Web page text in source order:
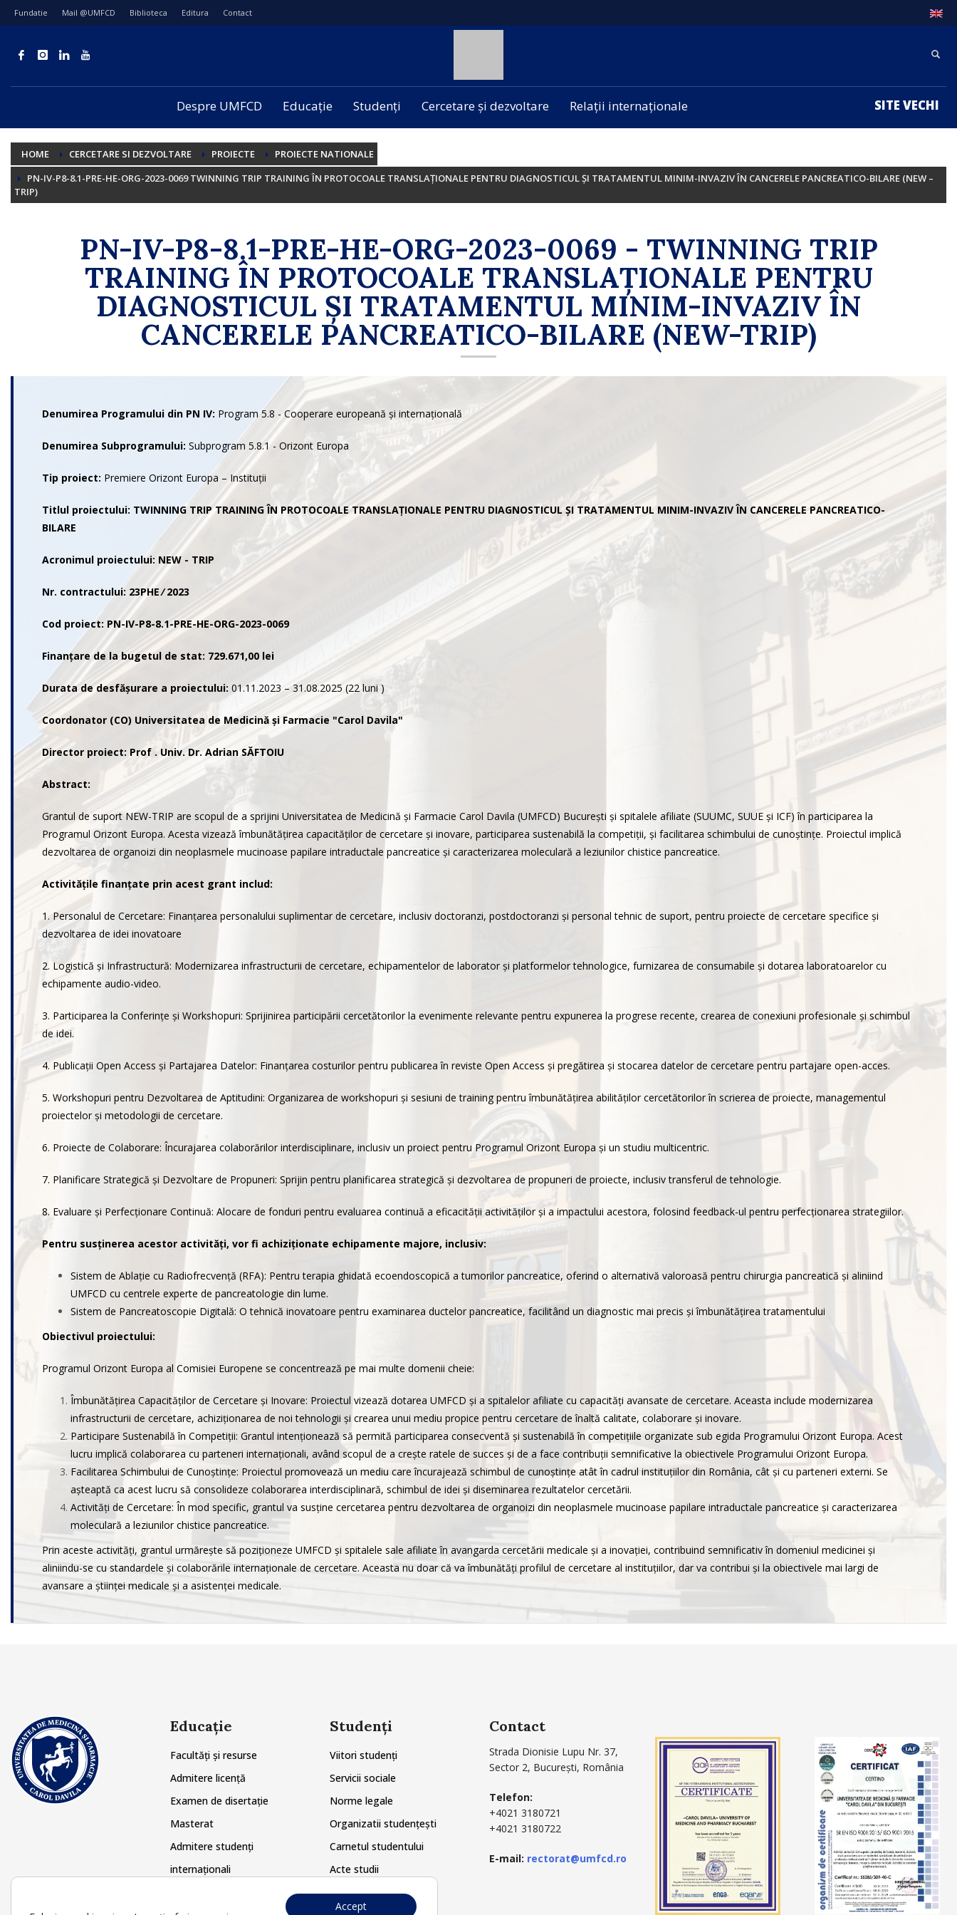
Fundatie Mail @UMFCD Biblioteca Editura Contact
Despre UMFCD Educație Studenți Cercetare și dezvoltare Relații internaționale SITE VECHI
HOME CERCETARE SI DEZVOLTARE PROIECTE
PROIECTE NATIONALE
PN-IV-P8-8.1-PRE-HE-ORG-2023-0069 TWINNING TRIP TRAINING ÎN PROTOCOALE TRANSLAȚIONALE PENTRU DIAGNOSTICUL ȘI TRATAMENTUL MINIM-INVAZIV ÎN CANCERELE PANCREATICO-BILARE (NEW –
TRIP)
PN-IV-P8-8.1-PRE-HE-ORG-2023-0069 - TWINNING TRIP
TRAINING ÎN PROTOCOALE TRANSLAȚIONALE PENTRU
DIAGNOSTICUL ȘI TRATAMENTUL MINIM-INVAZIV ÎN
CANCERELE PANCREATICO-BILARE (NEW-TRIP)
Denumirea Programului din PN IV: Program 5.8 - Cooperare europeană și internațională
Denumirea Subprogramului: Subprogram 5.8.1 - Orizont Europa
Tip proiect: Premiere Orizont Europa – Instituții
Titlul proiectului: TWINNING TRIP TRAINING ÎN PROTOCOALE TRANSLAȚIONALE PENTRU DIAGNOSTICUL ȘI TRATAMENTUL MINIM-INVAZIV ÎN CANCERELE PANCREATICO-
BILARE
Acronimul proiectului: NEW - TRIP
Nr. contractului: 23PHE ⁄ 2023
Cod proiect: PN-IV-P8-8.1-PRE-HE-ORG-2023-0069
Finanțare de la bugetul de stat: 729.671,00 lei
Durata de desfășurare a proiectului: 01.11.2023 – 31.08.2025 (22 luni )
Coordonator (CO) Universitatea de Medicină și Farmacie "Carol Davila"
Director proiect: Prof . Univ. Dr. Adrian SĂFTOIU
Abstract:
Grantul de suport NEW-TRIP are scopul de a sprijini Universitatea de Medicină și Farmacie Carol Davila (UMFCD) București și spitalele afiliate (SUUMC, SUUE și ICF) în participarea la
Programul Orizont Europa. Acesta vizează îmbunătățirea capacităților de cercetare și inovare, participarea sustenabilă la competiții, și facilitarea schimbului de cunoștințe. Proiectul implică
dezvoltarea de organoizi din neoplasmele mucinoase papilare intraductale pancreatice și caracterizarea moleculară a leziunilor chistice pancreatice.
Activitățile finanțate prin acest grant includ:
1. Personalul de Cercetare: Finanțarea personalului suplimentar de cercetare, inclusiv doctoranzi, postdoctoranzi și personal tehnic de suport, pentru proiecte de cercetare specifice și
dezvoltarea de idei inovatoare
2. Logistică și Infrastructură: Modernizarea infrastructurii de cercetare, echipamentelor de laborator și platformelor tehnologice, furnizarea de consumabile și dotarea laboratoarelor cu
echipamente audio-video.
3. Participarea la Conferințe și Workshopuri: Sprijinirea participării cercetătorilor la evenimente relevante pentru expunerea la progrese recente, crearea de conexiuni profesionale și schimbul
de idei.
4. Publicații Open Access și Partajarea Datelor: Finanțarea costurilor pentru publicarea în reviste Open Access și pregătirea și stocarea datelor de cercetare pentru partajare open-acces.
5. Workshopuri pentru Dezvoltarea de Aptitudini: Organizarea de workshopuri și sesiuni de training pentru îmbunătățirea abilităților cercetătorilor în scrierea de proiecte, managementul
proiectelor și metodologii de cercetare.
6. Proiecte de Colaborare: Încurajarea colaborărilor interdisciplinare, inclusiv un proiect pentru Programul Orizont Europa și un studiu multicentric.
7. Planificare Strategică și Dezvoltare de Propuneri: Sprijin pentru planificarea strategică și dezvoltarea de propuneri de proiecte, inclusiv transferul de tehnologie.
8. Evaluare și Perfecționare Continuă: Alocare de fonduri pentru evaluarea continuă a eficacității activităților și a impactului acestora, folosind feedback-ul pentru perfecționarea strategiilor.
Pentru susținerea acestor activități, vor fi achiziționate echipamente majore, inclusiv:
Sistem de Ablație cu Radiofrecvență (RFA): Pentru terapia ghidată ecoendoscopică a tumorilor pancreatice, oferind o alternativă valoroasă pentru chirurgia pancreatică și aliniind
UMFCD cu centrele experte de pancreatologie din lume.
Sistem de Pancreatoscopie Digitală: O tehnică inovatoare pentru examinarea ductelor pancreatice, facilitând un diagnostic mai precis și îmbunătățirea tratamentului
Obiectivul proiectului:
Programul Orizont Europa al Comisiei Europene se concentrează pe mai multe domenii cheie:
Îmbunătățirea Capacităților de Cercetare și Inovare: Proiectul vizează dotarea UMFCD și a spitalelor afiliate cu capacități avansate de cercetare. Aceasta include modernizarea
infrastructurii de cercetare, achiziționarea de noi tehnologii și crearea unui mediu propice pentru cercetare de înaltă calitate, colaborare și inovare.
Participare Sustenabilă în Competiții: Grantul intenționează să permită participarea consecventă și sustenabilă în competițiile organizate sub egida Programului Orizont Europa. Acest
lucru implică colaborarea cu parteneri internaționali, având scopul de a crește ratele de succes și de a face contribuții semnificative la obiectivele Programului Orizont Europa.
Facilitarea Schimbului de Cunoștințe: Proiectul promovează un mediu care încurajează schimbul de cunoștințe atât în cadrul instituțiilor din România, cât și cu parteneri externi. Se
așteaptă ca acest lucru să consolideze colaborarea interdisciplinară, schimbul de idei și diseminarea rezultatelor cercetării.
Activități de Cercetare: În mod specific, grantul va susține cercetarea pentru dezvoltarea de organoizi din neoplasmele mucinoase papilare intraductale pancreatice și caracterizarea
moleculară a leziunilor chistice pancreatice.
Prin aceste activități, grantul urmărește să poziționeze UMFCD și spitalele sale afiliate în avangarda cercetării medicale și a inovației, contribuind semnificativ în domeniul medicinei și
aliniindu-se cu standardele și colaborările internaționale de cercetare. Aceasta nu doar că va îmbunătăți profilul de cercetare al instituțiilor, dar va contribui și la obiectivele mai largi de
avansare a științei medicale și a asistenței medicale.
Educație
Facultăți și resurse
Admitere licență
Examen de disertație
Masterat
Admitere studenți
internaționali
Studenți
Viitori studenți
Servicii sociale
Norme legale
Organizatii studențești
Carnetul studentului
Acte studii
Secretariat
Contact
Strada Dionisie Lupu Nr. 37,
Sector 2, București, România
Telefon:
+4021 3180721
+4021 3180722
E-mail: rectorat@umfcd.ro
Accept